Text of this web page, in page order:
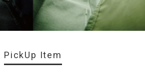
PickUp Item